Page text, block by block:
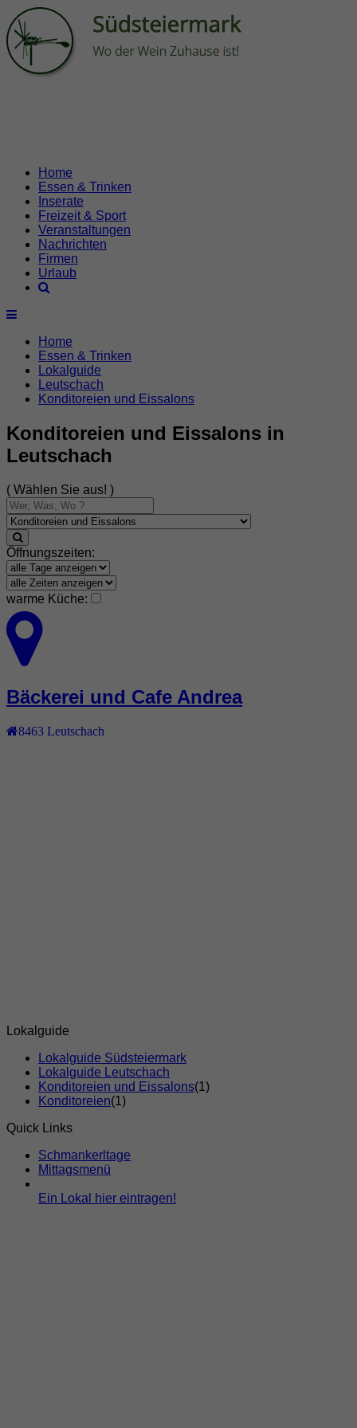
Home
Essen & Trinken
Inserate
Freizeit & Sport
Veranstaltungen
Nachrichten
Firmen
Urlaub
Home
Essen & Trinken
Lokalguide
Leutschach
Konditoreien und Eissalons
Konditoreien und Eissalons in
Leutschach
( Wählen Sie aus! )
Öffnungszeiten:
warme Küche:
Bäckerei und Cafe Andrea
8463 Leutschach
Lokalguide
Lokalguide Südsteiermark
Lokalguide Leutschach
Konditoreien und Eissalons(1)
Konditoreien(1)
Quick Links
Schmankerltage
Mittagsmenü
Ein Lokal hier eintragen!